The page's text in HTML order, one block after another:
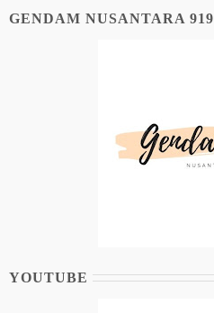
GENDAM NUSANTARA 919
YOUTUBE